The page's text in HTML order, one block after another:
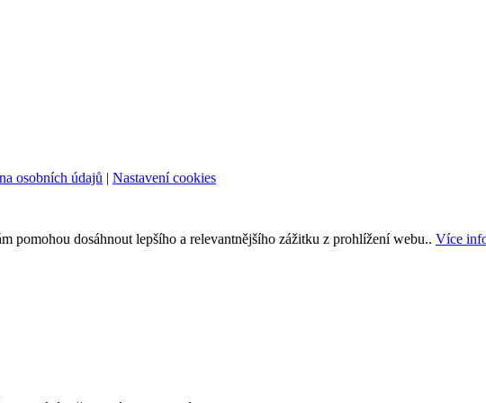
osobních údajů | Nastavení cookies
pomohou dosáhnout lepšího a relevantnějšího zážitku z prohlížení webu.. Více